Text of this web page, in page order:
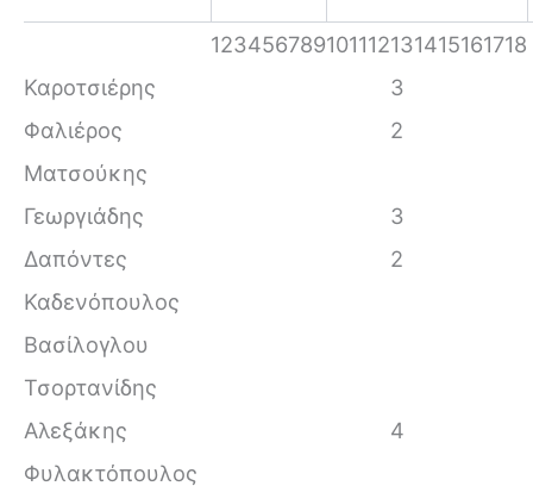
123456789101112131415161718
Καροτσιέρης
3
Φαλιέρος
2
Ματσούκης
Γεωργιάδης
3
Δαπόντες
2
Καδενόπουλος
Βασίλογλου
Τσορτανίδης
Αλεξάκης
4
Φυλακτόπουλος